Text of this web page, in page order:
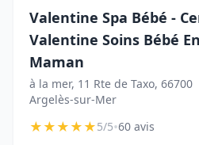
Valentine Spa Bébé -
Valentine Soins Bébé
Maman
à la mer, 11 Rte de Taxo, 66700
Argelès-sur-Mer
★★★★★5/5•60 avis